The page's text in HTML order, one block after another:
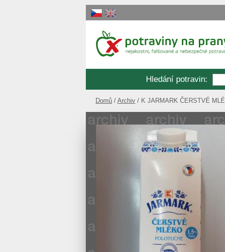
Hledání potravin:
Domů Archiv K JARMARK ČERSTVÉ